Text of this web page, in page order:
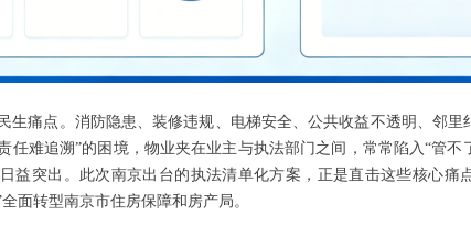
生痛点。消防隐患、装修违规、电梯安全、公共收益不透明、邻里
任难追溯”的困境，物业夹在业主与执法部门之间，常常陷入“管
益突出。此次南京出台的执法清单化方案，正是直击这些核心痛
面转型南京市住房保障和房产局。